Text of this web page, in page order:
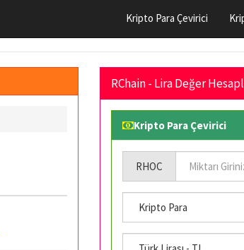
Kripto Para Çevirici
RChain - Lira Değer
Kripto Para Çevirici
RHOC